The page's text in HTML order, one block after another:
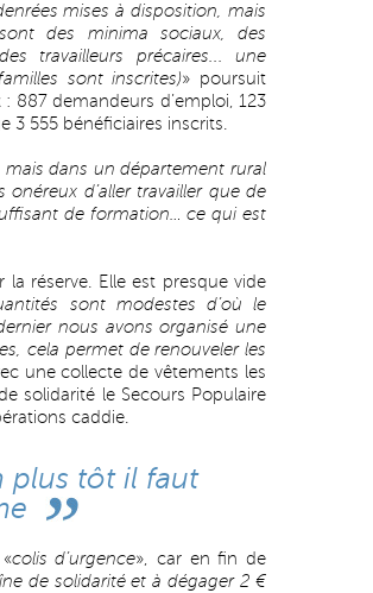
mises à disposition, mais
des minima sociaux, des
travailleurs précaires... une
sont inscrites)» poursuit
887 demandeurs d’emploi, 123
3 555 bénéficiaires inscrits.
mais dans un département rural
d’aller travailler que de
de formation… ce qui est
réserve. Elle est presque vide
sont modestes d’où le
nous avons organisé une
cela permet de renouveler les
une collecte de vêtements les
solidarité le Secours Populaire
caddie.
plus tôt il faut
colis d’urgence», car en fin de
de solidarité et à dégager 2 €